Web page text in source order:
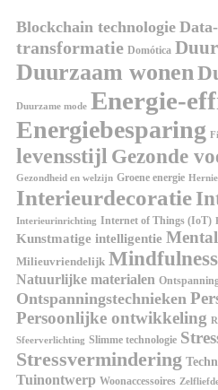
Blockchain technologie
transformatie Domótica
Duurzaam wonen
Duurzame mode Energie-
Energiebesparing
levensstijl Gezonde
Gezondheid en welzijn Groene energie
Interieurdecoratie
Interieurinrichting Internet of Things (IoT)
Kunstmatige intelligentie
Milieuvriendelijk Mindfulness
Natuurlijke materialen
Ontspanningstechnieken
Persoonlijke ontwikkeling
Sfeerverlichting Slimme technologie
Stressvermindering
Tuinontwerp Woonaccessoires